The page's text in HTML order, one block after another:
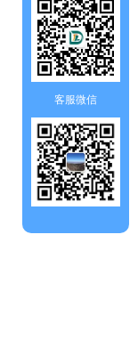
客服微信